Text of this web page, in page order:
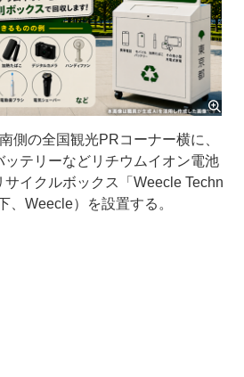
側の全国観光PRコーナー横に、
テリーなどリチウムイオン電池
イクルボックス「Weecle Techn
、Weecle）を設置する。